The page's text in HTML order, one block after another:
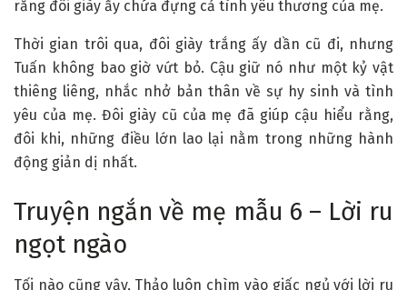
rằng đôi giày ấy chứa đựng cả tình yêu thương của mẹ.
Thời gian trôi qua, đôi giày trắng ấy dần cũ đi, nhưng
Tuấn không bao giờ vứt bỏ. Cậu giữ nó như một kỷ vật
thiêng liêng, nhắc nhở bản thân về sự hy sinh và tình
yêu của mẹ. Đôi giày cũ của mẹ đã giúp cậu hiểu rằng,
đôi khi, những điều lớn lao lại nằm trong những hành
động giản dị nhất.
Truyện ngắn về mẹ mẫu 6 – Lời ru
ngọt ngào
Tối nào cũng vậy, Thảo luôn chìm vào giấc ngủ với lời ru